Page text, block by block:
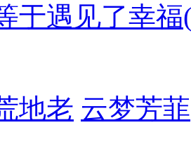
于遇见了幸福
地老 云梦芳菲